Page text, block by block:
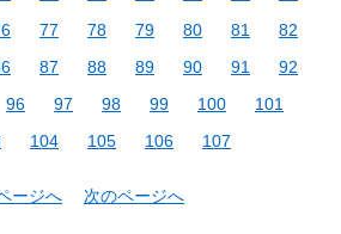
77 78 79 80 81
82
87 88 89 90 91
92
96 97 98 99 100
101
104 105 106 107
ージへ 次のページへ